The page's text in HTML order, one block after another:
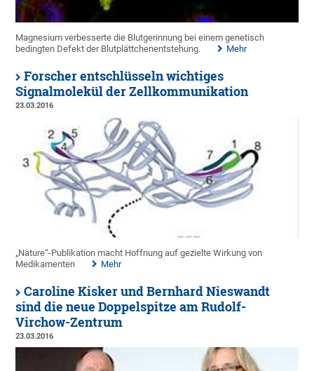
Magnesium verbesserte die Blutgerinnung bei einem genetisch
bedingten Defekt der Blutplättchenentstehung.
Mehr
Forscher entschlüsseln wichtiges
Signalmolekül der Zellkommunikation
23.03.2016
„Nature“-Publikation macht Hoffnung auf gezielte Wirkung von
Medikamenten
Mehr
Caroline Kisker und Bernhard Nieswandt
sind die neue Doppelspitze am Rudolf-
Virchow-Zentrum
23.03.2016